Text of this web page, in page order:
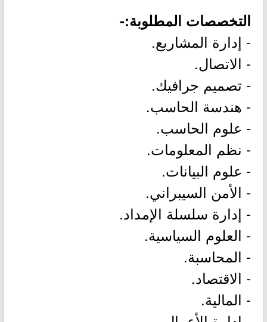
التخصصات المطلوبة:-
- إدارة المشاريع.
- الاتصال.
- تصميم جرافيك.
- هندسة الحاسب.
- علوم الحاسب.
- نظم المعلومات.
- علوم البيانات.
- الأمن السيبراني.
- إدارة سلسلة الإمداد.
- العلوم السياسية.
- المحاسبة.
- الاقتصاد.
- المالية.